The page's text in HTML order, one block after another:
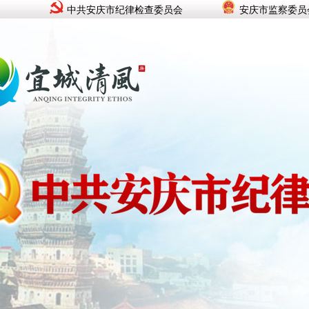
中共安庆市纪律检查委员会 安庆市监察委